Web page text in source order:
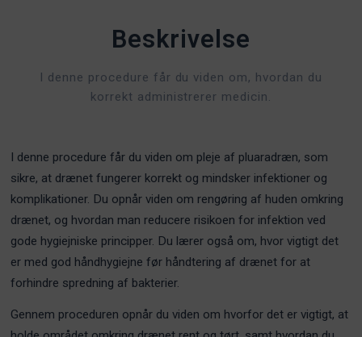
Beskrivelse
I denne procedure får du viden om, hvordan du
korrekt administrerer medicin.
I denne procedure får du viden om pleje af pluaradræn, som
sikre, at drænet fungerer korrekt og mindsker infektioner og
komplikationer. Du opnår viden om rengøring af huden omkring
drænet, og hvordan man reducere risikoen for infektion ved
gode hygiejniske principper. Du lærer også om, hvor vigtigt det
er med god håndhygiejne før håndtering af drænet for at
forhindre spredning af bakterier.
Gennem proceduren opnår du viden om hvorfor det er vigtigt, at